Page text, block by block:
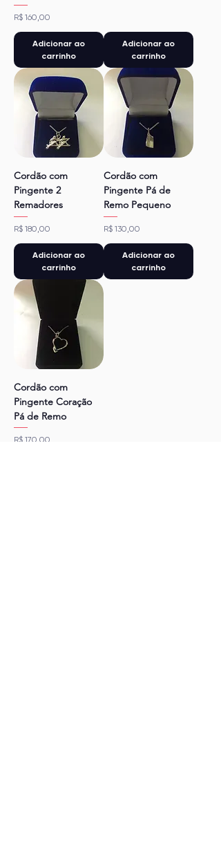
Preço
R$ 160,00
Adicionar ao
carrinho
Adicionar ao
carrinho
Cordão com
Pingente 2
Remadores
Preço
R$ 180,00
Adicionar ao
carrinho
Cordão com
Pingente Pá de
Remo Pequeno
Preço
R$ 130,00
Adicionar ao
carrinho
Cordão com
Pingente Coração
Pá de Remo
Preço
R$ 170,00